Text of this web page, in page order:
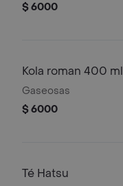
$ 6000
Kola roman 400 ml
Gaseosas
$ 6000
Té Hatsu